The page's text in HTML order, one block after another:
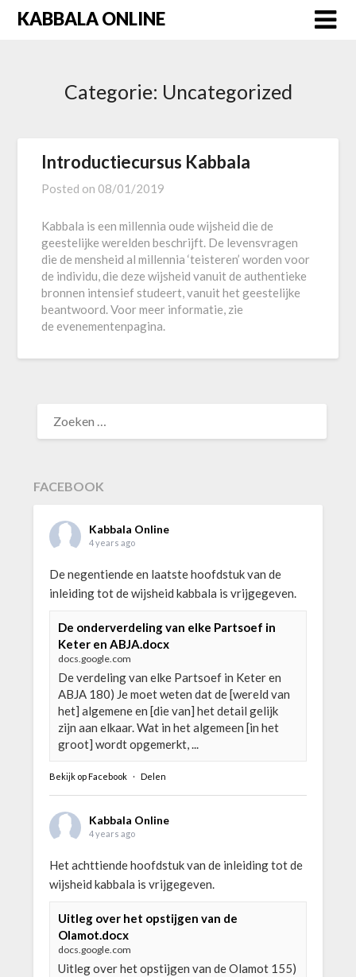
SkipKABBALA ONLINE
Categorie: Uncategorized
Introductiecursus Kabbala
Posted on 08/01/2019
Kabbala is een millennia oude wijsheid die de
geestelijke werelden beschrijft. De levensvragen
die de mensheid al millennia ‘teisteren’ worden voor
de individu, die deze wijsheid vanuit de authentieke
bronnen intensief studeert, vanuit het geestelijke
beantwoord. Voor meer informatie, zie
de evenementenpagina.
NAAR:
FACEBOOK
Kabbala Online
4 years ago
De negentiende en laatste hoofdstuk van de
inleiding tot de wijsheid kabbala is vrijgegeven.
De onderverdeling van elke Partsoef in
Keter en ABJA.docx
docs.google.com
De verdeling van elke Partsoef in Keter en
ABJA 180) Je moet weten dat de [wereld van
het] algemene en [die van] het detail gelijk
zijn aan elkaar. Wat in het algemeen [in het
groot] wordt opgemerkt, ...
Bekijk op Facebook · Delen
Kabbala Online
4 years ago
Het achttiende hoofdstuk van de inleiding tot de
wijsheid kabbala is vrijgegeven.
Uitleg over het opstijgen van de
Olamot.docx
docs.google.com
Uitleg over het opstijgen van de Olamot 155)